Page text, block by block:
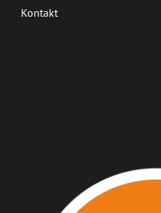
Kontakt